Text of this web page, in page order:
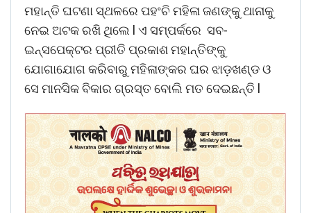
ମହାନ୍ତି ଘଟଣା ସ୍ଥଳରେ ପହଂଚି ମହିଳା ଜଣଙ୍କୁ ଥାନାକୁ
ନେଇ ଅଟକ ରଖି ଥିଲେ l ଏ ସମ୍ପର୍କରେ ସବ-
ଇନ୍ସପେକ୍ଟର ପ୍ରୀତି ପ୍ରକାଶ ମହାନ୍ତିଙ୍କୁ
ଯୋଗାଯୋଗ କରିବାରୁ ମହିଳାଙ୍କର ଘର ଝାଡ଼ଖଣ୍ଡ ଓ
ସେ ମାନସିକ ବିକାର ଗ୍ରସ୍ତ ବୋଲି ମତ ଦେଇଛନ୍ତି l